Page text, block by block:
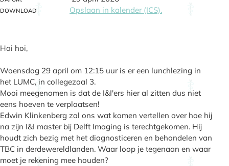
DOWNLOAD Opslaan in kalender (ICS).
Hoi hoi,
Woensdag 29 april om 12:15 uur is er een lunchlezing in
het LUMC, in collegezaal 3.
Mooi meegenomen is dat de I&I'ers hier al zitten dus niet
eens hoeven te verplaatsen!
Edwin Klinkenberg zal ons wat komen vertellen over hoe hij
na zijn I&I master bij Delft Imaging is terechtgekomen. Hij
houdt zich bezig met het diagnosticeren en behandelen van
TBC in derdewereldlanden. Waar loop je tegenaan en waar
moet je rekening mee houden?